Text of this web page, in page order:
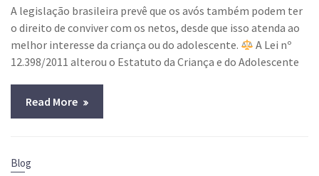
A legislação brasileira prevê que os avós também podem ter
o direito de conviver com os netos, desde que isso atenda ao
melhor interesse da criança ou do adolescente.
A Lei nº
12.398/2011 alterou o Estatuto da Criança e do Adolescente
Read More
Blog